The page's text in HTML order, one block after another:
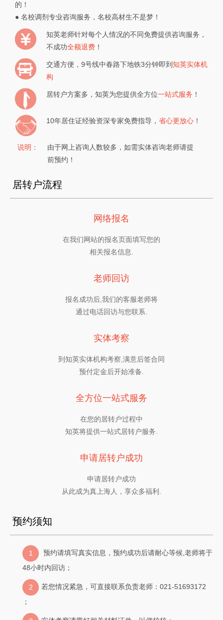
的！
● 名校调剂专业咨询服务，名校高材生不是梦！
知英老师针对每个人情况的不同免费提供咨询服务，
不成功全额退费 ！
交通方便，9号线中春路下地铁3分钟即到知英实体机
构
居转户方案多，知英为您提供全方位一站式服务 ！
10年居住证经验资深专家免费指导， 省心更放心 ！
说明：
由于网上咨询人数较多，如需实体咨询老师请提
前预约！
居转户流程
网络报名
在我们网站的报名页面填写您的
相关报名信息.
老师回访
报名成功后,我们的客服老师将
通过电话回访与您联系.
实体考察
到知英实体机构考察,满意后签合同
预付定金后开始准备.
全方位一站式服务
在您的居转户过程中
知英将提供一站式居转户服务.
申请居转户成功
申请居转户成功
从此成为真上海人，享众多福利.
预约须知
1
预约请填写真实信息，预约成功后请耐心等候,老师将于
48小时内回访；
2
若您情况紧急，可直接联系负责老师：021-51693172
；